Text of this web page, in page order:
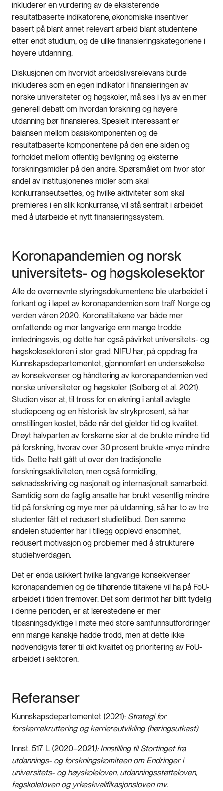
inkluderer en vurdering av de eksisterende
resultatbaserte indikatorene, økonomiske insentiver
basert på blant annet relevant arbeid blant studentene
etter endt studium, og de ulike finansieringskategoriene i
høyere utdanning.
Diskusjonen om hvorvidt arbeidslivsrelevans burde
inkluderes som en egen indikator i finansieringen av
norske universiteter og høgskoler, må ses i lys av en mer
generell debatt om hvordan forskning og høyere
utdanning bør finansieres. Spesielt interessant er
balansen mellom basiskomponenten og de
resultatbaserte komponentene på den ene siden og
forholdet mellom offentlig bevilgning og eksterne
forskningsmidler på den andre. Spørsmålet om hvor stor
andel av institusjonenes midler som skal
konkurranseutsettes, og hvilke aktiviteter som skal
premieres i en slik konkurranse, vil stå sentralt i arbeidet
med å utarbeide et nytt finansieringssystem.
Koronapandemien og norsk
universitets- og høgskolesektor
Alle de overnevnte styringsdokumentene ble utarbeidet i
forkant og i løpet av koronapandemien som traff Norge og
verden våren 2020. Koronatiltakene var både mer
omfattende og mer langvarige enn mange trodde
innledningsvis, og dette har også påvirket universitets- og
høgskolesektoren i stor grad. NIFU har, på oppdrag fra
Kunnskapsdepartementet, gjennomført en undersøkelse
av konsekvenser og håndtering av koronapandemien ved
norske universiteter og høgskoler (Solberg et al. 2021).
Studien viser at, til tross for en økning i antall avlagte
studiepoeng og en historisk lav strykprosent, så har
omstillingen kostet, både når det gjelder tid og kvalitet.
Drøyt halvparten av forskerne sier at de brukte mindre tid
på forskning, hvorav over 30 prosent brukte «mye mindre
tid». Dette hatt gått ut over den tradisjonelle
forskningsaktiviteten, men også formidling,
søknadsskriving og nasjonalt og internasjonalt samarbeid.
Samtidig som de faglig ansatte har brukt vesentlig mindre
tid på forskning og mye mer på utdanning, så har to av tre
studenter fått et redusert studietilbud. Den samme
andelen studenter har i tillegg opplevd ensomhet,
redusert motivasjon og problemer med å strukturere
studiehverdagen.
Det er enda usikkert hvilke langvarige konsekvenser
koronapandemien og de tilhørende tiltakene vil ha på FoU-
arbeidet i tiden fremover. Det som derimot har blitt tydelig
i denne perioden, er at lærestedene er mer
tilpasningsdyktige i møte med store samfunnsutfordringer
enn mange kanskje hadde trodd, men at dette ikke
nødvendigvis fører til økt kvalitet og prioritering av FoU-
arbeidet i sektoren.
Referanser
Kunnskapsdepartementet (2021): Strategi for
forskerrekruttering og karriereutvikling (høringsutkast)
Innst. 517 L (2020–2021): Innstilling til Stortinget fra
utdannings- og forskningskomiteen om Endringer i
universitets- og høyskoleloven, utdanningsstøtteloven,
fagskoleloven og yrkeskvalifikasjonsloven mv.